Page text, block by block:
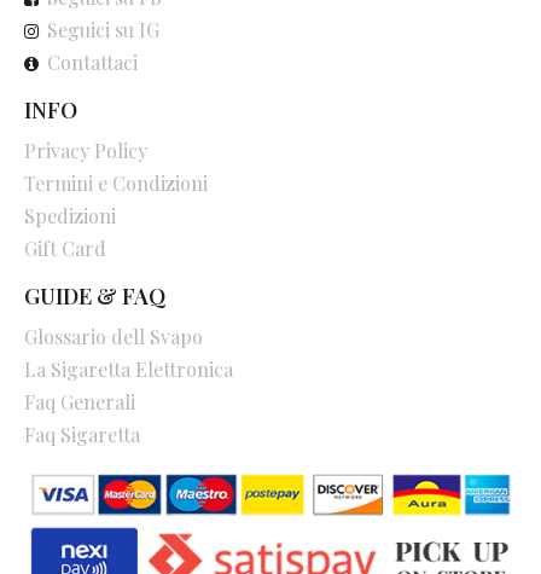
Seguici su IG
Contattaci
INFO
Privacy Policy
Termini e Condizioni
Spedizioni
Gift Card
GUIDE & FAQ
Glossario dell Svapo
La Sigaretta Elettronica
Faq Generali
Faq Sigaretta